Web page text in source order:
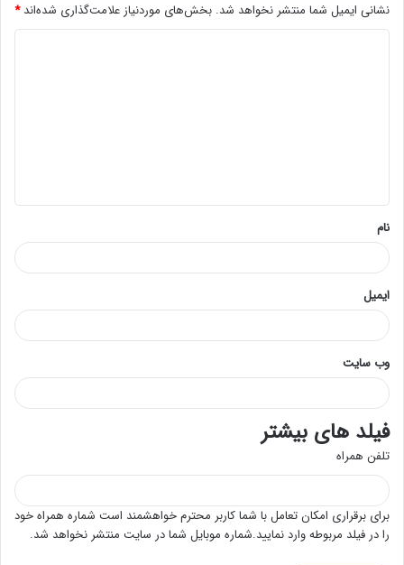
نشانی ایمیل شما منتشر نخواهد شد. بخش‌های موردنیاز علامت‌گذاری شده‌اند*
*
نام
ایمیل
وب‌ سایت
فیلد های بیشتر
تلفن همراه
برای برقراری امکان تعامل با شما کاربر محترم خواهشمند است شماره همراه خود
را در فیلد مربوطه وارد نمایید.شماره موبایل شما در سایت منتشر نخواهد شد.